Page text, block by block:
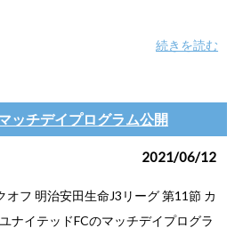
続きを読む
ッチデイプログラム公開
2021/06/12
フ 明治安田生命J3リーグ 第11節 カ
ナイテッドFCのマッチデイプログラ